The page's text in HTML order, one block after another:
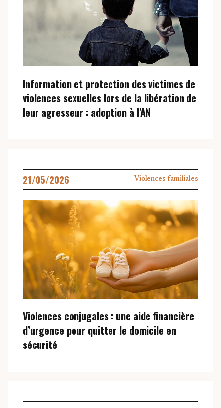
Information et protection des victimes de
violences sexuelles lors de la libération de
leur agresseur : adoption à l'AN
Violences conjugales : une aide financière
d’urgence pour quitter le domicile en
sécurité
21/05/2026 Violences familiales